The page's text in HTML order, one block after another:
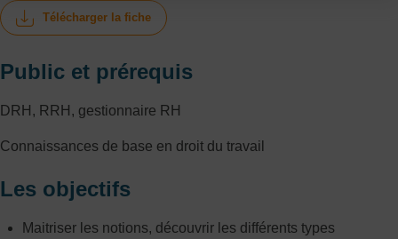
Télécharger la fiche
Public et prérequis
DRH, RRH, gestionnaire RH
Connaissances de base en droit du travail
Les objectifs
Maitriser les notions, découvrir les différents types